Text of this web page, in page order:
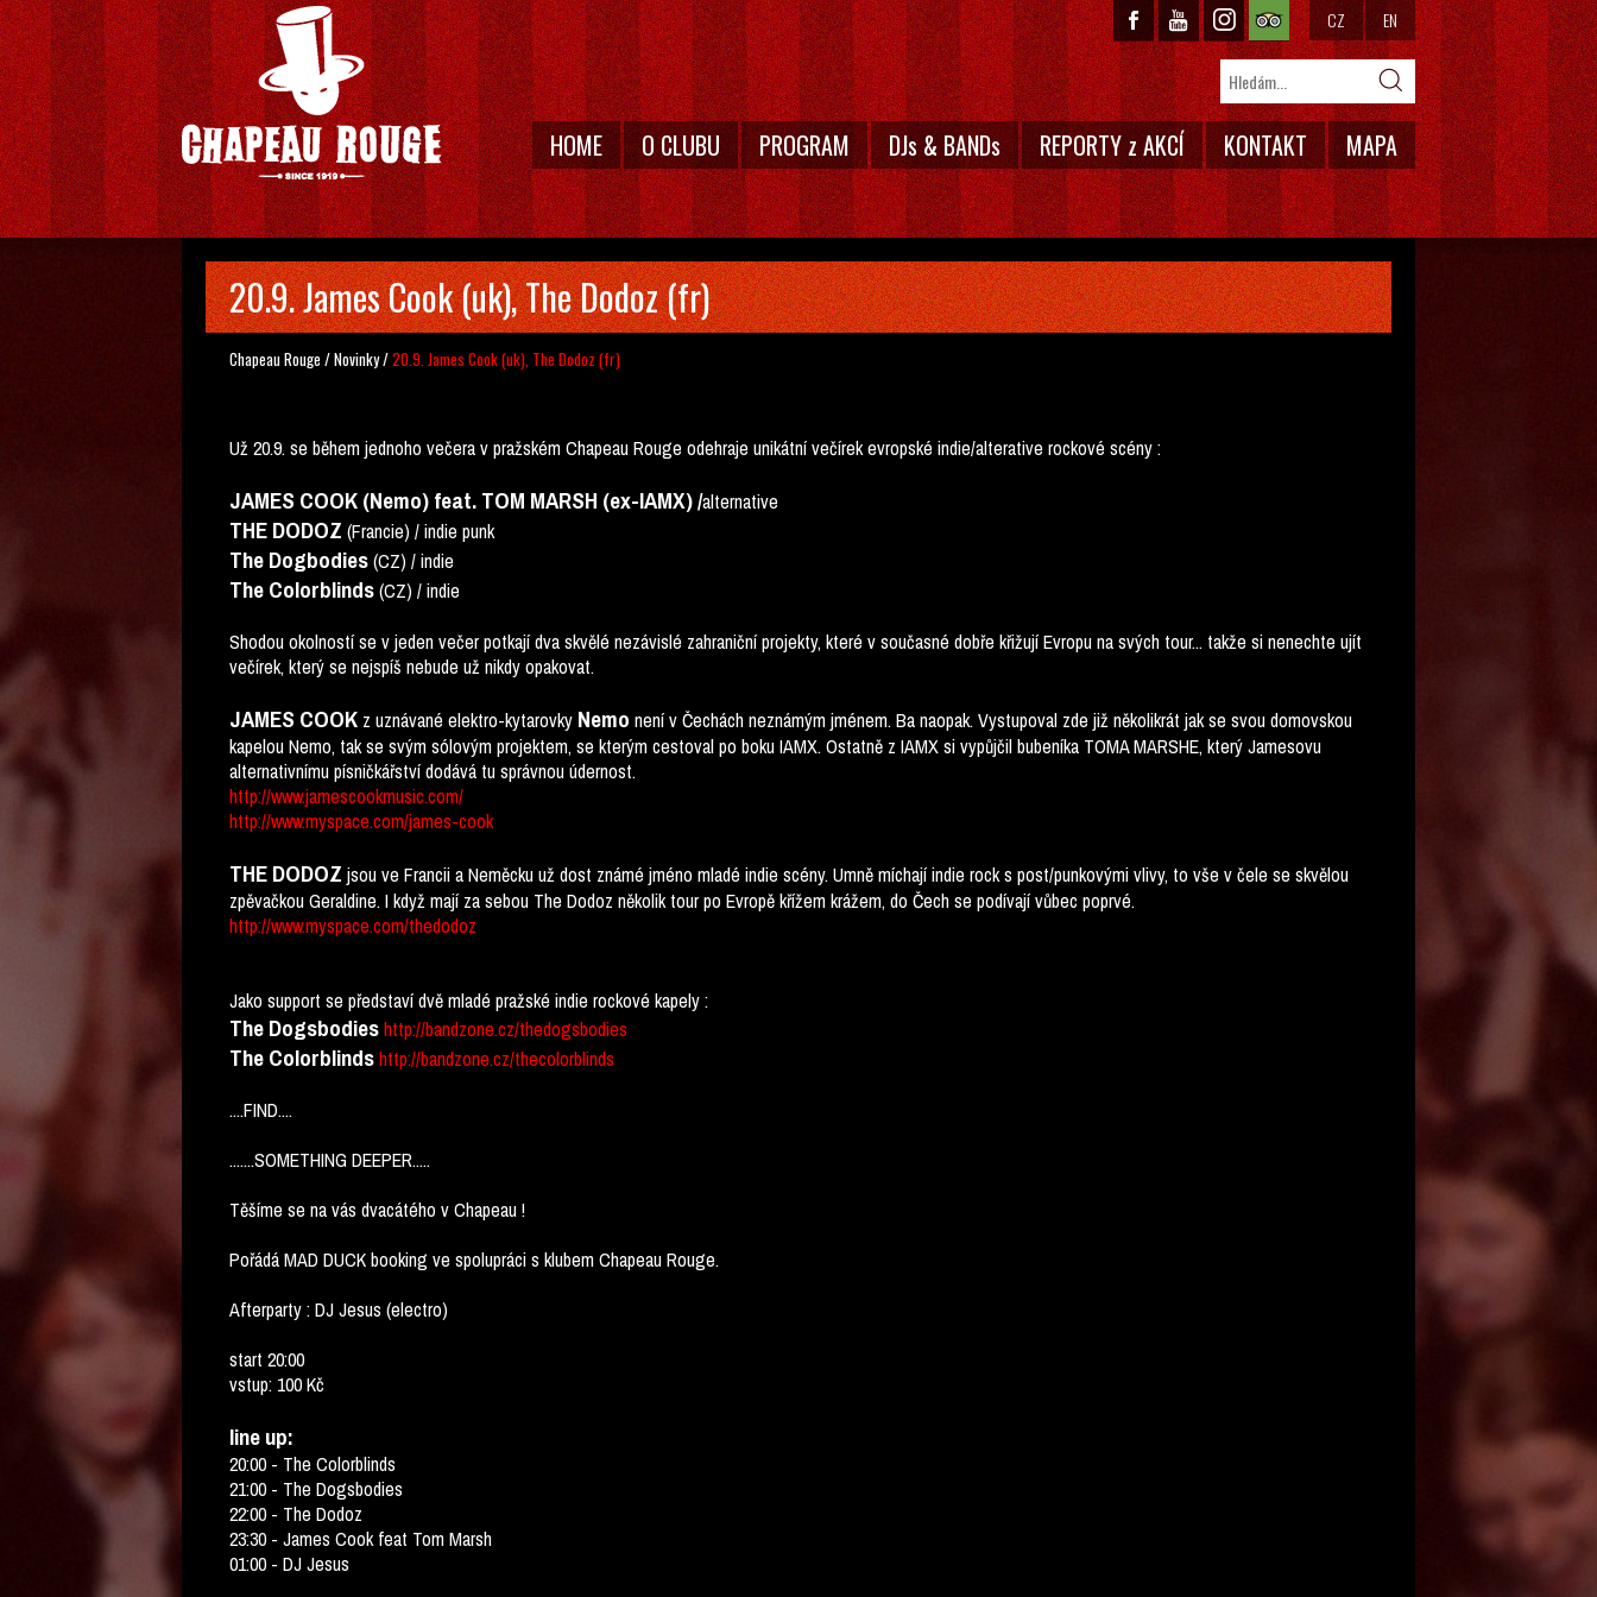
HOME O CLUBU PROGRAM DJs & BANDs REPORTY z AKCÍ KONTAKT MAPA
CZ EN
20.9. James Cook (uk), The Dodoz (fr)
Chapeau Rouge /Novinky/20.9. James Cook (uk), The Dodoz (fr)
Už 20.9. se během jednoho večera v pražském Chapeau Rouge odehraje unikátní večírek evropské indie/alterative rockové scény :
JAMES COOK (Nemo) feat. TOM MARSH (ex-IAMX) /alternative
THE DODOZ (Francie) / indie punk
The Dogbodies(CZ) / indie
The Colorblinds(CZ) / indie
Shodou okolností se v jeden večer potkají dva skvělé nezávislé zahraniční projekty, které v současné dobře křižují Evropu na svých tour... takže si nenechte ujít
večírek, který se nejspíš nebude už nikdy opakovat.
JAMES COOK z uznávané elektro-kytarovky Nemo není v Čechách neznámým jménem. Ba naopak. Vystupoval zde již několikrát jak se svou domovskou
kapelou Nemo, tak se svým sólovým projektem, se kterým cestoval po boku IAMX. Ostatně z IAMX si vypůjčil bubeníka TOMA MARSHE, který Jamesovu
alternativnímu písničkářství dodává tu správnou údernost.
http://www.jamescookmusic.com/
http://www.myspace.com/james-cook
THE DODOZ jsou ve Francii a Neměcku už dost známé jméno mladé indie scény. Umně míchají indie rock s post/punkovými vlivy, to vše v čele se skvělou
zpěvačkou Geraldine. I když mají za sebou The Dodoz několik tour po Evropě křížem krážem, do Čech se podívají vůbec poprvé.
http://www.myspace.com/thedodoz
Jako support se představí dvě mladé pražské indie rockové kapely :
The Dogsbodieshttp://bandzone.cz/thedogsbodies
The Colorblindshttp://bandzone.cz/thecolorblinds
....FIND....
.......SOMETHING DEEPER.....
Těšíme se na vás dvacátého v Chapeau !
Pořádá MAD DUCK booking ve spolupráci s klubem Chapeau Rouge.
Afterparty : DJ Jesus (electro)
start 20:00
vstup: 100 Kč
line up:
20:00 - The Colorblinds
21:00 - The Dogsbodies
22:00 - The Dodoz
23:30 - James Cook feat Tom Marsh
01:00 - DJ Jesus